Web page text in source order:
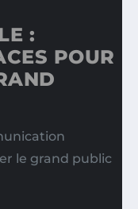
:
POUR
le grand public